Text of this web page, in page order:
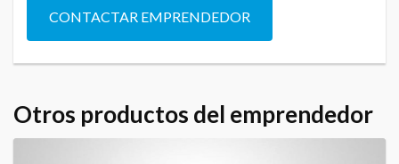
CONTACTAR EMPRENDEDOR
Otros productos del emprendedor